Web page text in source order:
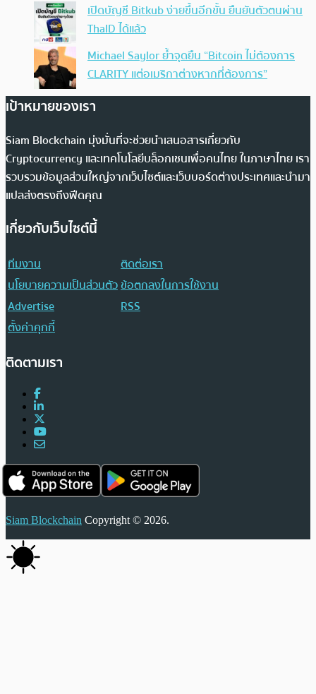
เปิดบัญชี Bitkub ง่ายขึ้นอีกขั้น ยืนยันตัวตนผ่าน
ThaID ได้แล้ว
Michael Saylor ย้ำจุดยืน “Bitcoin ไม่ต้องการ
CLARITY แต่อเมริกาต่างหากที่ต้องการ”
เป้าหมายของเรา
Siam Blockchain มุ่งมั่นที่จะช่วยนำเสนอสารเกี่ยวกับ
Cryptocurrency และเทคโนโลยีบล็อกเชนเพื่อคนไทย ในภาษาไทย เรา
รวบรวมข้อมูลส่วนใหญ่จากเว็บไซต์และเว็บบอร์ดต่างประเทศและนำมา
แปลส่งตรงถึงฟีดคุณ
เกี่ยวกับเว็บไซต์นี้
ทีมงาน
ติดต่อเรา
นโยบายความเป็นส่วนตัวข้อตกลงในการใช้งาน
Advertise
RSS
ตั้งค่าคุกกี้
ติดตามเรา
Siam Blockchain Copyright © 2026.